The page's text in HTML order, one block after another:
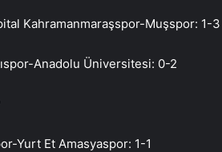
Kahramanmaraşspor-Muşspor: 1-3
Anadolu Üniversitesi: 0-2
Yurt Et Amasyaspor: 1-1